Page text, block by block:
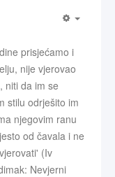
prisjećamo i
nije vjerovao
niti da im se
stilu odrješito im
njegovim ranu
od čavala i ne
(Iv
Nevjerni